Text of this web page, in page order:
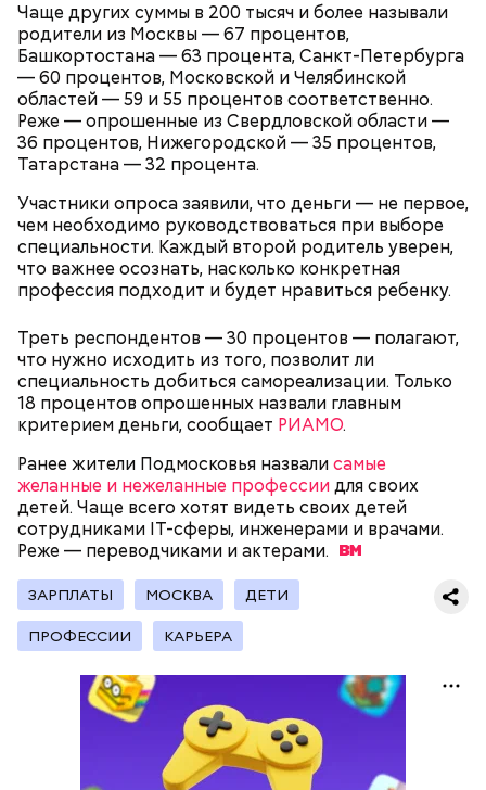
Чаще других суммы в 200 тысяч и более называли
родители из Москвы — 67 процентов,
Башкортостана — 63 процента, Санкт-Петербурга
— 60 процентов, Московской и Челябинской
областей — 59 и 55 процентов соответственно.
Реже — опрошенные из Свердловской области —
36 процентов, Нижегородской — 35 процентов,
Татарстана — 32 процента.
Участники опроса заявили, что деньги — не первое,
чем необходимо руководствоваться при выборе
специальности. Каждый второй родитель уверен,
что важнее осознать, насколько конкретная
профессия подходит и будет нравиться ребенку.
Треть респондентов — 30 процентов — полагают,
что нужно исходить из того, позволит ли
специальность добиться самореализации. Только
18 процентов опрошенных назвали главным
критерием деньги, сообщает РИАМО.
Ранее жители Подмосковья назвалисамые
желанные и нежеланные профессиидля своих
детей. Чаще всего хотят видеть своих детей
сотрудниками IT-сферы, инженерами и врачами.
Реже — переводчиками иактерами.
ЗАРПЛАТЫ МОСКВА ДЕТИ
ПРОФЕССИИ КАРЬЕРА
Фото: Shutterstock
Однако диетолог предупредила: не для всех дыня
может быть полезна. В первую очередь ее стоит
есть с осторожностью людям:
— Наиболее распространенные борщ, щи, котлеты,
салаты, лаваш с творогом и сыром, пироги, омлет,
запеканка. Щавеля там везде используется
немного, поэтому никакого вреда от него не будет.
Чем разнообразнее рацион питания человека, тем
лучше. Потому что это исключает вероятность
возникновения дефицитов микроэлементов, —
заверил специалист.
Вовсю идет и сезон черешни. «Вечерняя Москва»
узнала у врача — эндокринолога-диетолога
Натальи Лазуренко,как правильно есть эту ягоду
пользой для здоровья.